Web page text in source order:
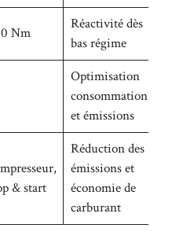
Nm
Réactivité dès
bas régime
Optimisation
consommation
et émissions
& start
Réduction des
émissions et
économie de
carburant